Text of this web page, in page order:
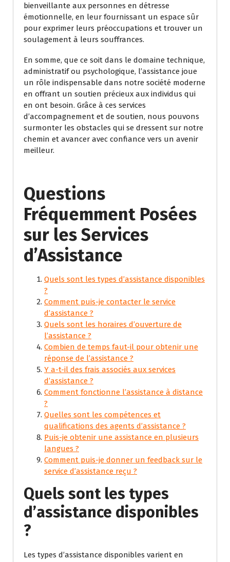
bienveillante aux personnes en détresse
émotionnelle, en leur fournissant un espace sûr
pour exprimer leurs préoccupations et trouver un
soulagement à leurs souffrances.
En somme, que ce soit dans le domaine technique,
administratif ou psychologique, l’assistance joue
un rôle indispensable dans notre société moderne
en offrant un soutien précieux aux individus qui
en ont besoin. Grâce à ces services
d’accompagnement et de soutien, nous pouvons
surmonter les obstacles qui se dressent sur notre
chemin et avancer avec confiance vers un avenir
meilleur.
Questions
Fréquemment Posées
sur les Services
d’Assistance
Quels sont les types d’assistance disponibles
?
Comment puis-je contacter le service
d’assistance ?
Quels sont les horaires d’ouverture de
l’assistance ?
Combien de temps faut-il pour obtenir une
réponse de l’assistance ?
Y a-t-il des frais associés aux services
d’assistance ?
Comment fonctionne l’assistance à distance
?
Quelles sont les compétences et
qualifications des agents d’assistance ?
Puis-je obtenir une assistance en plusieurs
langues ?
Comment puis-je donner un feedback sur le
service d’assistance reçu ?
Quels sont les types
d’assistance disponibles
?
Les types d’assistance disponibles varient en